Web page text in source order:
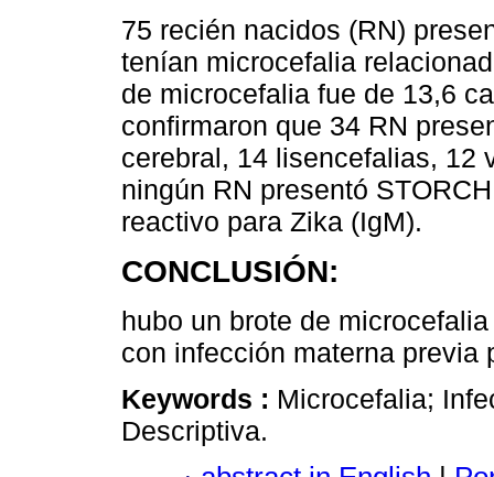
75 recién nacidos (RN)
tenían microcefalia
de microcefalia fue de 13,6
confirmaron que 34 RN
cerebral, 14 lisencefalias, 12
ningún RN presentó
reactivo para Zika (IgM).
CONCLUSIÓN:
hubo un brote de
con infección materna previa
Keywords : Microcefalia;
Descriptiva.